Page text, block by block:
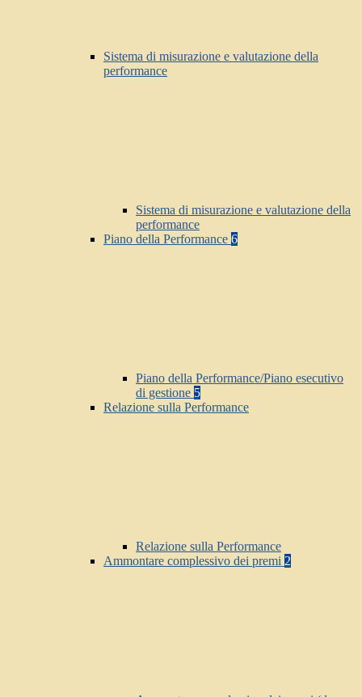
Sistema di misurazione e valutazione della
performance
Sistema di misurazione e valutazione della
performance
Piano della Performance 6
Piano della Performance/Piano esecutivo
di gestione 5
Relazione sulla Performance
Relazione sulla Performance
Ammontare complessivo dei premi 2